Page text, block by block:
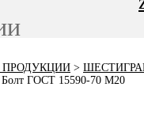
>
Болт ГОСТ 15590-70 M20